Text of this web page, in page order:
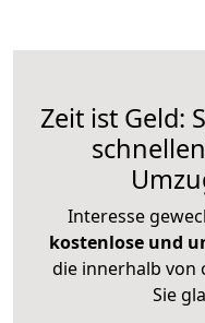
Zeit ist Geld:
Interesse
kostenlose und
die innerhalb von
Sie